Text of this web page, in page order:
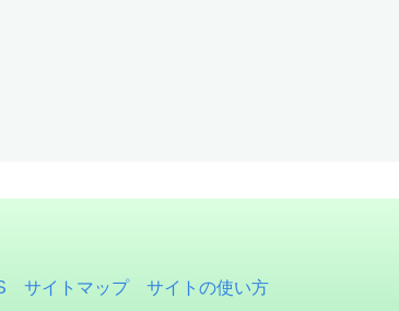
サイトマップ サイトの使い方